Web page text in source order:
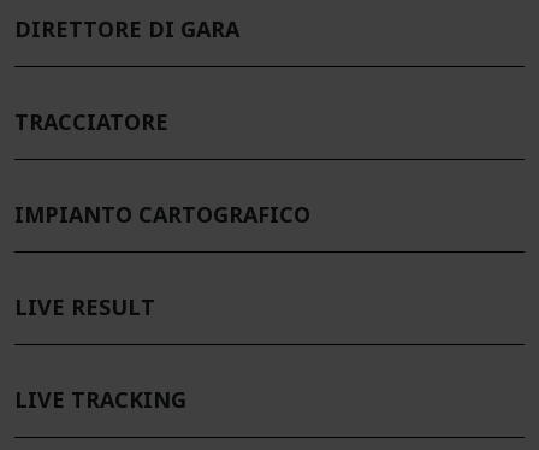
DIRETTORE DI GARA
TRACCIATORE
IMPIANTO CARTOGRAFICO
LIVE RESULT
LIVE TRACKING